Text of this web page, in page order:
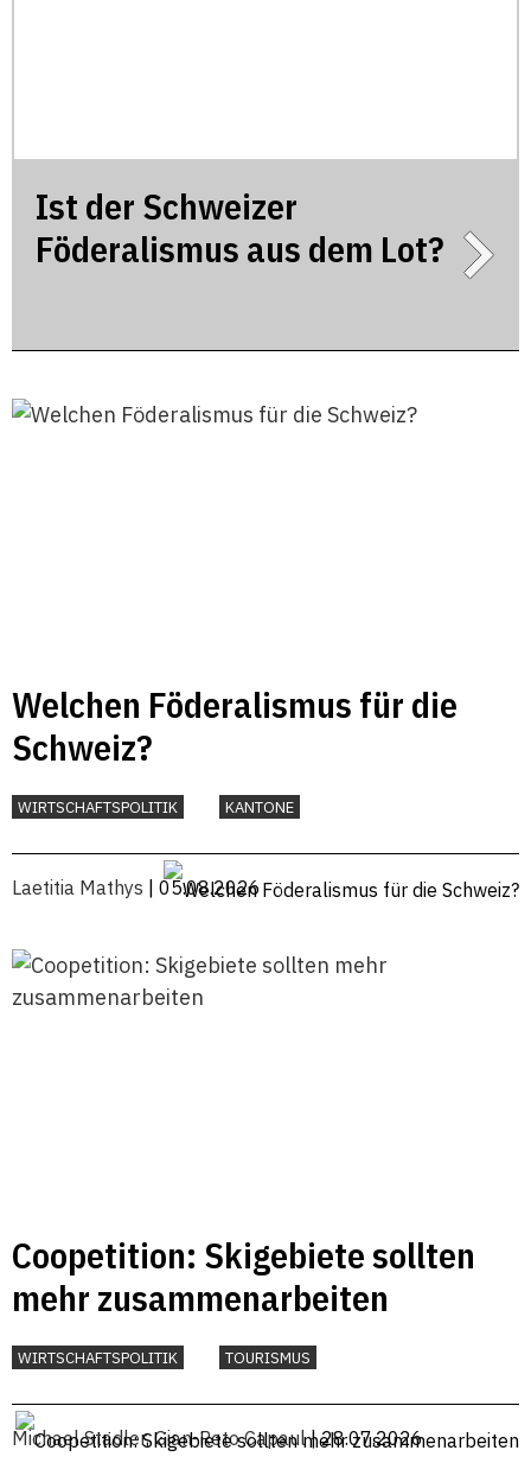
Ist der Schweizer
Föderalismus aus dem Lot?
Welchen Föderalismus für die
Schweiz?
WIRTSCHAFTSPOLITIK KANTONE
Laetitia Mathys | 05.08.2026
Coopetition: Skigebiete sollten
mehr zusammenarbeiten
WIRTSCHAFTSPOLITIK TOURISMUS
Michael Stadler,Gian-Reto Capaul| 28.07.2026